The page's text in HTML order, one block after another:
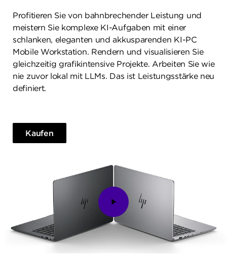
Profitieren Sie von bahnbrechender Leistung und
meistern Sie komplexe KI-Aufgaben mit einer
schlanken, eleganten und akkusparenden KI-PC
Mobile Workstation. Rendern und visualisieren Sie
gleichzeitig grafikintensive Projekte. Arbeiten Sie wie
nie zuvor lokal mit LLMs. Das ist Leistungsstärke neu
definiert.
Kaufen